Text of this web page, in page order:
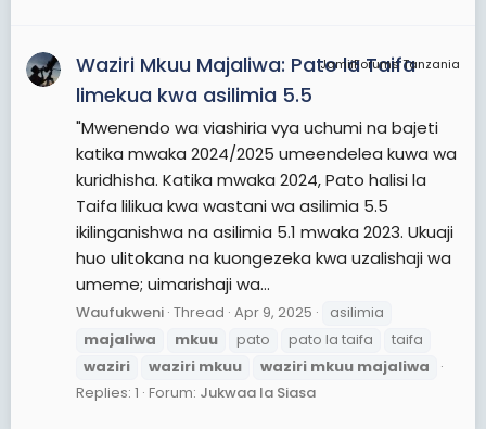
JamiiForums Tanzania
Waziri Mkuu Majaliwa: Pato la Taifa
limekua kwa asilimia 5.5
"Mwenendo wa viashiria vya uchumi na bajeti
katika mwaka 2024/2025 umeendelea kuwa wa
kuridhisha. Katika mwaka 2024, Pato halisi la
Taifa lilikua kwa wastani wa asilimia 5.5
ikilinganishwa na asilimia 5.1 mwaka 2023. Ukuaji
huo ulitokana na kuongezeka kwa uzalishaji wa
umeme; uimarishaji wa...
Waufukweni Thread Apr 9, 2025
asilimia
majaliwa
mkuu pato pato la taifa
taifa
waziri
waziri mkuu waziri mkuu majaliwa
Replies: 1 Forum: Jukwaa la Siasa